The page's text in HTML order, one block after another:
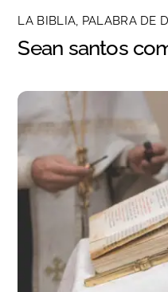
LA BIBLIA, PALABRA DE
Sean santos